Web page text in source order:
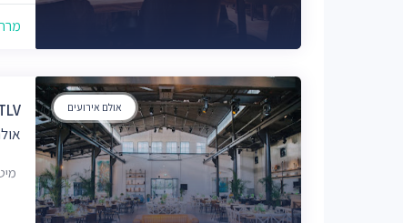
מרחק
אולם אירועים
מיטב 13,